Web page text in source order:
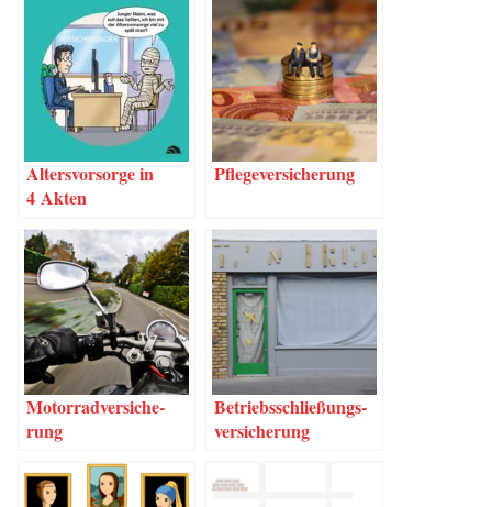
Alters­vor­sor­ge in
4 Akten
Pfle­ge­ver­si­che­rung
Motor­rad­ver­si­che­
rung
Betriebs­schlie­ßungs­
ver­si­che­rung